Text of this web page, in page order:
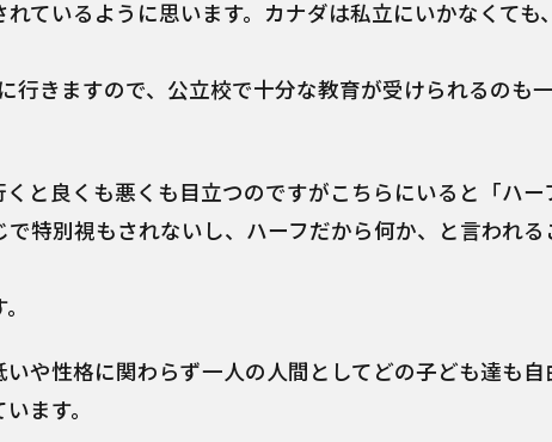
ているように思います。カナダは私立にいかなくても
行きますので、公立校で十分な教育が受けられるのも
と良くも悪くも目立つのですがこちらにいると「ハー
特別視もされないし、ハーフだから何か、と言われる
や性格に関わらず一人の人間としてどの子ども達も自
ます。